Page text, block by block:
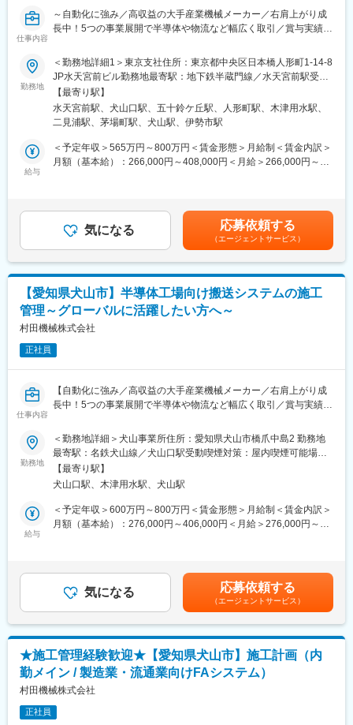
■入社後の流れ
・まずは不具合調査・検査・報告書作成等、対応いただきなが
ら、徐々に生産管理のお仕事を行っていただきます。
しての活躍も期待しております。もちろん品質管理職としての仕
事と掛け持ちになりますが、技術者としてのキャリアも歩んでい
ただける環境です。
■業務の魅力
スーパーやドラッグストアで誰もが目にする食品・日用品パッケ
ージを扱います。
印刷→ラミネート→スリット→製袋
という複数工程を持つ製造業のため、生産管理は工場全体を俯瞰
して最適化を図る中核ポジションです。
■企業の特徴/魅力
安定した事業基盤のもと、生活に欠かせない包装フィルム製造を
担う当社。社員の成長や働きやすさを大切にし、長期的に活躍で
きる環境を整えています。
仕事内容
～自動化に強み／高収益の大手産業機械メーカー／右肩上がり成
長中！5つの事業展開で半導体や物流など幅広く取引／賞与実績
■募集背景：
半導体を始めとした部品ひっ迫状況の中で、村田機械をパートナ
ーとして選んでいただくために、「お客様に安心を与える製品・
サービスの提供」として新製品開発同様に、製品を継続販売して
いく開発を行います。部品の生産中止連絡が来る前に事前に基板
を開発していく組織を新たに立ち上げます。
要素技術開発の部署とクリーンFA事業部・L&A事業部の電気設計
■業務内容：
半導体製造工場における自動搬送装置に必要な制御基板開発に携
◇現行製品の基板置き換え開発および検証
◇各制御基板開発計画の立案
◇計画に応じた電子デバイスの数量確保に向けた仕込み手配
※アートワーク設計など基板製造は関連会社に発注
■入社後の流れ：
入社直後より犬山事業所もしくは伊勢事業所で1年程度の研修を実
施予定です。
※個人の熟練度等により延長・短縮の場合があります。
※研修では主にクリーンFA事業部で取り扱っている商品（機種）
勤務いただく予定です。
※研修期間の就業時間は8:00～16:55（所定労働時間7時間50分、
休憩65分）
◇「自動化」を軸に、クリーンFA（半導体）、繊維機械、ロジス
ティクス＆オートメーション、工作機械、情報機器の5つの分野に
◇従業員数・売上高ともに国内有数の規模ながら、非上場による
経営戦略を展開
◇時差出勤制度や時間単位有休、時間短縮勤務制度などライフス
タイルなどに合わせて取得可
◇責任ある仕事も早いうちから任せてもらえるような環境で、社
員のチャレンジを後押しする風土
勤務地
＜勤務地詳細1＞東京支社住所：東京都中央区日本橋人形町1-14-8
JP水天宮前ビル勤務地最寄駅：地下鉄半蔵門線／水天宮前駅受動
喫煙対策：屋内喫煙可能場所あり＜勤務地詳細2＞犬山事業所住
所：愛知県犬山市大字橋爪中島2 受動喫煙対策：屋内全面禁煙＜
勤務地詳細3＞伊勢事業所住所：三重県伊勢市下野町600-10 勤務
【最寄り駅】
水天宮前駅、犬山口駅、五十鈴ケ丘駅、人形町駅、木津用水駅、
二見浦駅、茅場町駅、犬山駅、伊勢市駅
給与
＜予定年収＞565万円～800万円＜賃金形態＞月給制＜賃金内訳＞
月額（基本給）：266,000円～408,000円＜月給＞266,000円～
する可能性があります。月給(月額)は固定手当を含めた表記です。
気になる 応募依頼する
（エージェントサービス）
【愛知県犬山市】半導体工場向け搬送システムの施工
管理～グローバルに活躍したい方へ～
村田機械株式会社
正社員
仕事内容
【自動化に強み／高収益の大手産業機械メーカー／右肩上がり成
長中！5つの事業展開で半導体や物流など幅広く取引／賞与実績
■仕事の内容：
・国内外の大手半導体メーカー様の現地工場にて、半導体工場向
け搬送装置の搬入から据付、各種工事、引き渡しまでの全体工程
の施工管理を担っていただきます。
・実際の作業は現地協力会社へ委託しますので、現場の安全、品
質、工程の管理と指導が中心です。
国・ヨーロッパ各国が中心です。
メーカー発注側として最上流での施工管理業務のため、比較的業
・国内、海外のお客様工場での勤務（実務）となります。
・所属は愛知県犬山事業所となりますが、実際にはご自宅と出張
先の行き来となります。
※お客様工場での業務の大半であるため、今のお住まいからの転居
は不要です。
勤務地
＜勤務地詳細＞犬山事業所住所：愛知県犬山市橋爪中島2 勤務地
最寄駅：名鉄犬山線／犬山口駅受動喫煙対策：屋内喫煙可能場所
あり
【最寄り駅】
犬山口駅、木津用水駅、犬山駅
給与
＜予定年収＞600万円～800万円＜賃金形態＞月給制＜賃金内訳＞
月額（基本給）：276,000円～406,000円＜月給＞276,000円～
含む・700万円/35歳 月収40万+賞与 ※諸手当含む・640万円/30
歳 月収36万+賞与 ※諸手当含む賃金はあくまでも目安の金額であ
り、選考を通じて上下する可能性があります。月給(月額)は固定手
当を含めた表記です。
気になる 応募依頼する
（エージェントサービス）
★施工管理経験歓迎★【愛知県犬山市】施工計画（内
勤メイン / 製造業・流通業向けFAシステム）
村田機械株式会社
正社員